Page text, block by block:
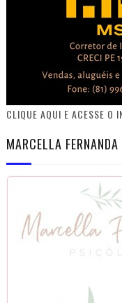
CLIQUE AQUI E ACESSE O
MARCELLA FERNANDA